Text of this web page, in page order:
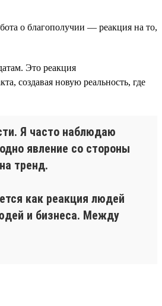
о благополучии — реакция на то,
Это реакция
создавая новую реальность, где
Я часто наблюдаю
явление со стороны
тренд.
как реакция людей
и бизнеса. Между